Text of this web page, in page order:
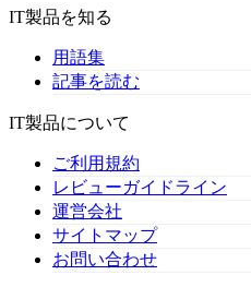
IT製品を知る
用語集
記事を読む
IT製品について
ご利用規約
レビューガイドライン
運営会社
サイトマップ
お問い合わせ